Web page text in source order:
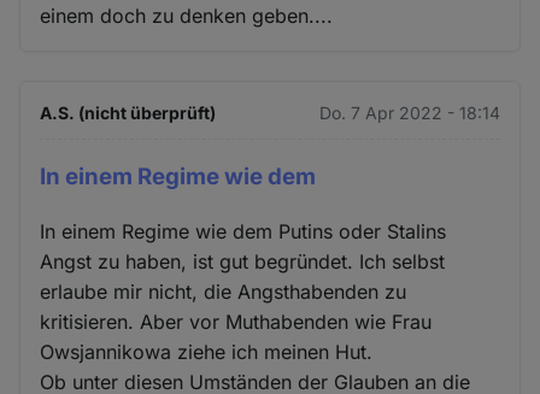
einem doch zu denken geben....
A.S. (nicht überprüft) Do. 7 Apr 2022 - 18:14
In einem Regime wie dem
In einem Regime wie dem Putins oder Stalins
Angst zu haben, ist gut begründet. Ich selbst
erlaube mir nicht, die Angsthabenden zu
kritisieren. Aber vor Muthabenden wie Frau
Owsjannikowa ziehe ich meinen Hut.
Ob unter diesen Umständen der Glauben an die